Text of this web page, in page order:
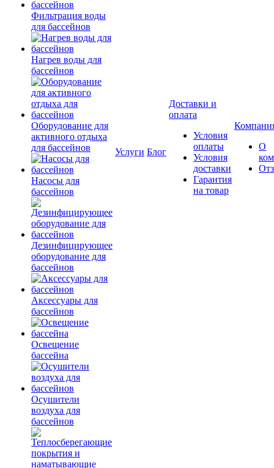
Фильтрация воды
для бассейнов
Нагрев воды для
бассейнов
Оборудование для
активного отдыха
для бассейнов
Насосы для
бассейнов
Дезинфицирующее
оборудование для
бассейнов
Аксессуары для
бассейнов
Освещение
бассейна
Осушители
воздуха для
бассейнов
Услуги Блог
Доставки и
оплата
Условия
оплаты
Условия
доставки
Гарантия
на товар
О